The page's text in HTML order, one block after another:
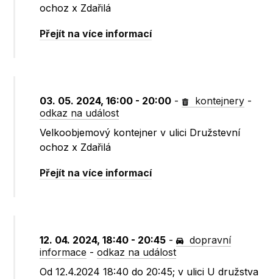
ochoz x Zdařilá
Přejít na více informací
03. 05. 2024, 16:00 - 20:00 - kontejnery -
odkaz na událost
Velkoobjemový kontejner v ulici Družstevní
ochoz x Zdařilá
Přejít na více informací
12. 04. 2024, 18:40 - 20:45 -
dopravní
informace -odkaz na událost
Od 12.4.2024 18:40 do 20:45; v ulici U družstva